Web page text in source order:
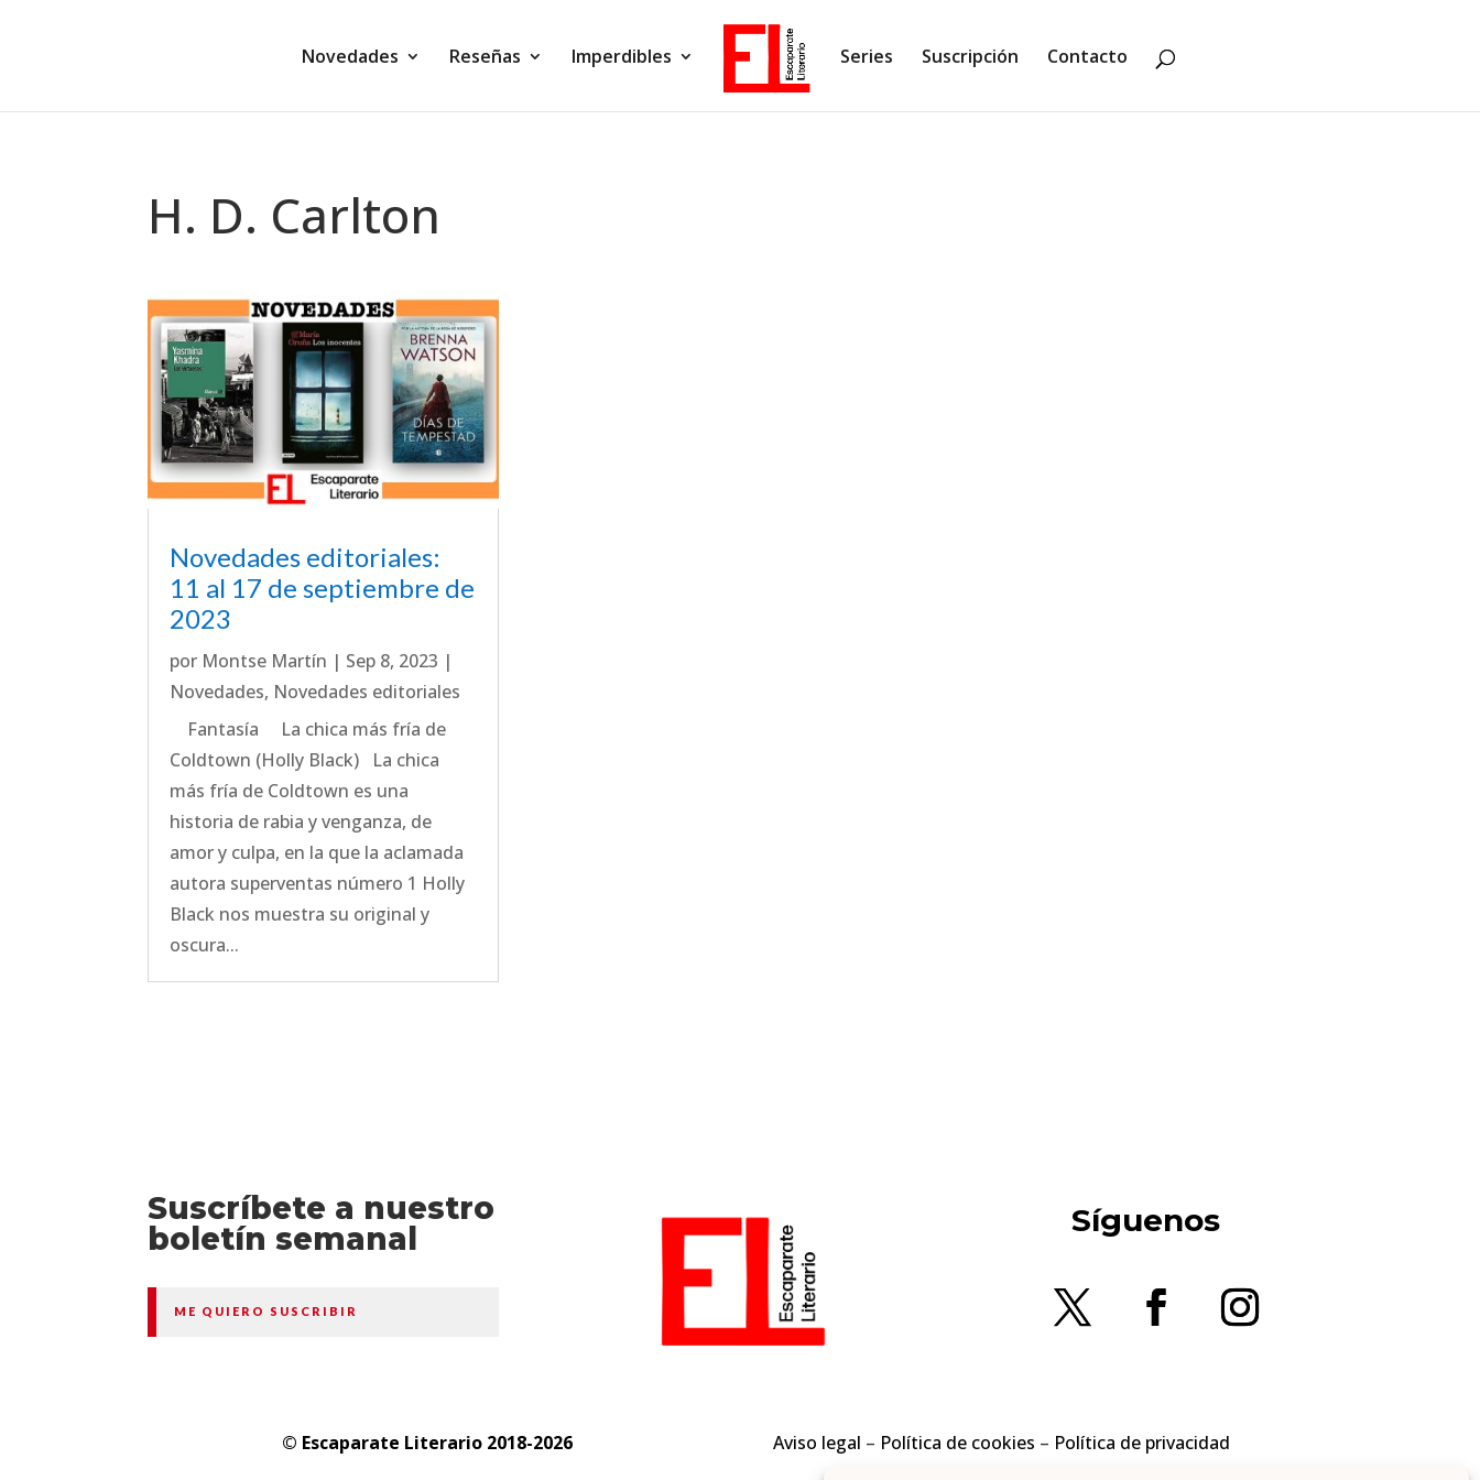
Novedades Reseñas Imperdibles Series Suscripción Contacto
H. D. Carlton
Novedades editoriales:
11 al 17 de septiembre de
2023
por Montse Martín | Sep 8, 2023 |
Novedades, Novedades editoriales
Fantasía La chica más fría de
Coldtown (Holly Black) La chica
más fría de Coldtown es una
historia de rabia y venganza, de
amor y culpa, en la que la aclamada
autora superventas número 1 Holly
Black nos muestra su original y
oscura...
Suscríbete a nuestro
boletín semanal
ME QUIERO SUSCRIBIR
Síguenos
© Escaparate Literario 2018-2026 Aviso legal – Política de cookies – Política de privacidad